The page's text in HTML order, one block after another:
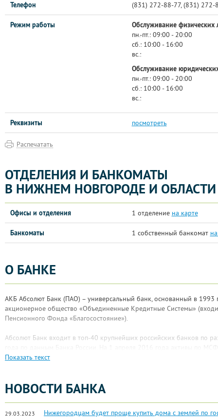
Телефон (831) 272-88-77, (831)
Режим работы
Обслуживание физических
пн.-пт.: 09:00 - 20:00
сб.: 10:00 - 16:00
вс.:
Обслуживание
пн.-пт.: 09:00 - 20:00
сб.: 10:00 - 16:00
вс.:
Реквизиты посмотреть
Распечатать
ОТДЕЛЕНИЯ И БАНКОМАТЫ
В НИЖНЕМ НОВГОРОДЕ И ОБЛАСТИ
Офисы и отделения 1 отделение на карте
Банкоматы 1 собственный банкомат
О БАНКЕ
АКБ Абсолют Банк (ПАО) – универсальный банк, основанный в 1993
акционерное общество «Объединенные Кредитные Системы»
Пенсионного Фонда «Благосостояние»).
Абсолют Банк входит в топ-40 крупнейших российских банков по
Финансовая устойчивость Абсолют Банка подтверждается
национальный долгосрочный рейтинг – А-(rus). «Эксперт РА»
уровне А+ «Высокий уровень кредитоспособности».
В 2015 году акционеры Абсолют Банка значительно увеличили
Показать текст
НОВОСТИ БАНКА
29.03.2023 Нижегородцам будет проще купить дома с землей по